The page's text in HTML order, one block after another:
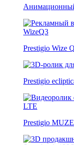
Prestigio Wize
Prestigio
Prestigio